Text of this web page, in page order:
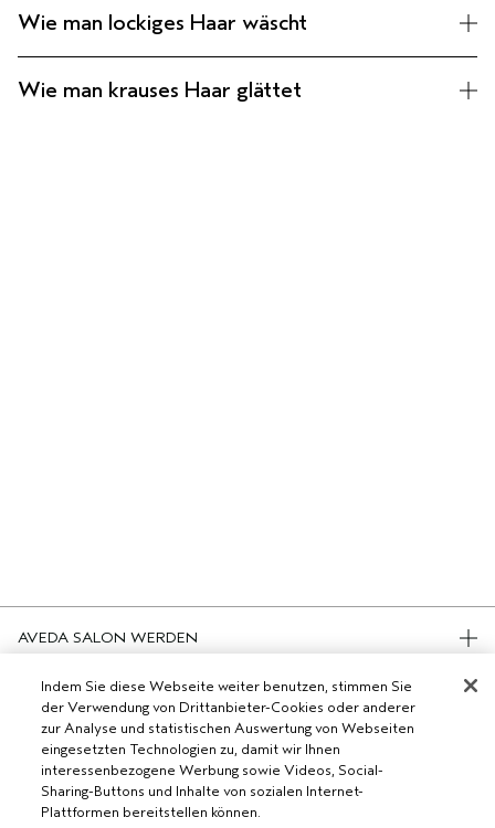
Wie man lockiges Haar wäscht
Wie man krauses Haar glättet
AVEDA SALON WERDEN
WERDE EIN AVEDA-SALON
BENÖTIGST DU HILFE?
RUFE UNS AN +41315280239
CHATTE MIT UNS
KUNDENSERVICE
KONTAKTIERE DEN HERSTELLER
ALLGEMEINES
DATENSCHUTZRICHTLINIE
Indem Sie diese Webseite weiter benutzen, stimmen Sie
der Verwendung von Drittanbieter-Cookies oder anderer
zur Analyse und statistischen Auswertung von Webseiten
eingesetzten Technologien zu, damit wir Ihnen
interessenbezogene Werbung sowie Videos, Social-
Sharing-Buttons und Inhalte von sozialen Internet-
Plattformen bereitstellen können.